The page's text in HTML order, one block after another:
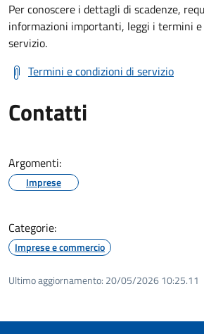
Per conoscere i dettagli di scadenze,
informazioni importanti, leggi i termini e
servizio.
Termini e condizioni di servizio
Contatti
Argomenti:
Imprese
Categorie:
Imprese e commercio
Ultimo aggiornamento: 20/05/2026 10:25.11